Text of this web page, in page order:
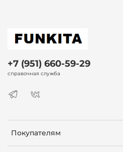
Покупателям
+7 (951) 660-59-29
справочная служба